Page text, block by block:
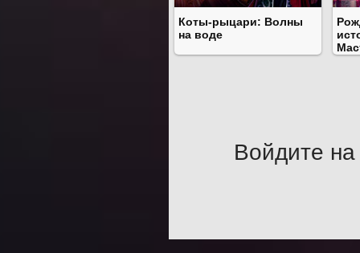
Коты-рыцари: Волны
на воде
Войдите на